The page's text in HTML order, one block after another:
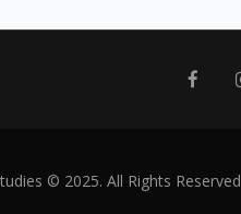
© 2025. All Rights Reserved